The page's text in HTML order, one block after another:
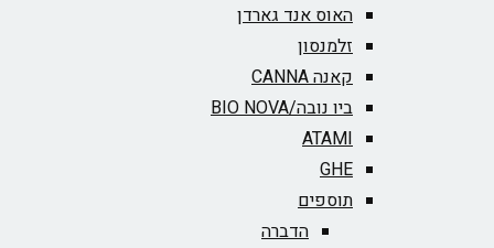
האוס אנד גארדן
זלמנסון
קאנה CANNA
ביו נובה/BIO NOVA‏
ATAMI
GHE
תוספים
הדברה